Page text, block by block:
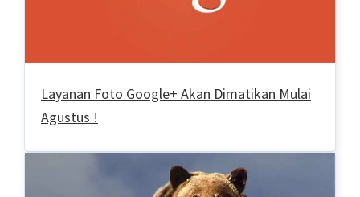
Layanan Foto Google+ Akan Dimatikan Mulai
Agustus !